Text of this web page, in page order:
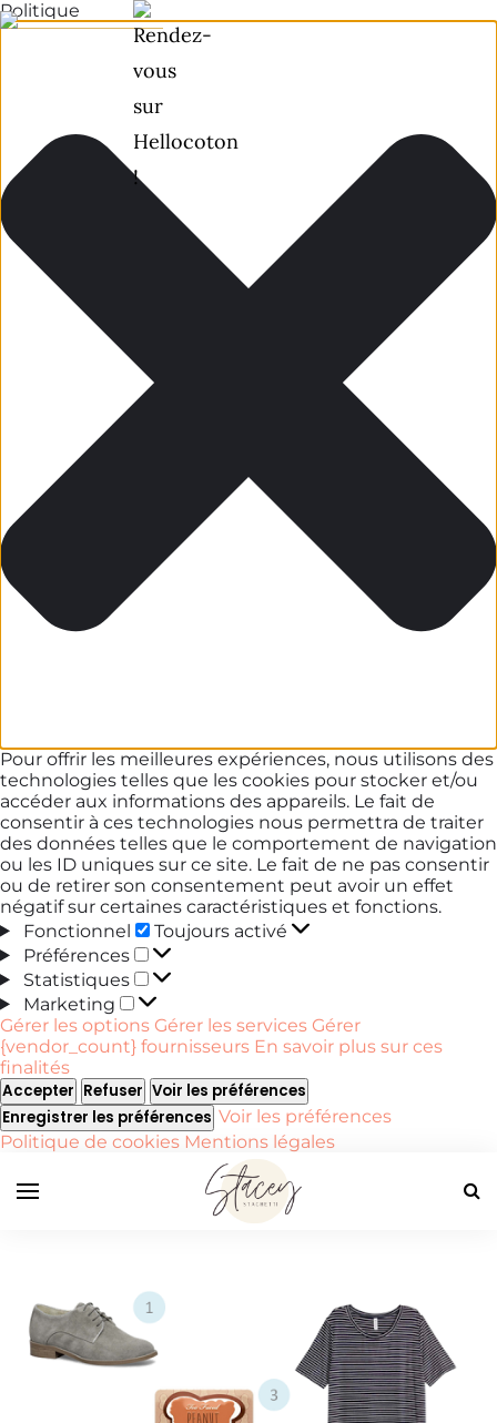
Politique
Pour offrir les meilleures expériences, nous utilisons des
technologies telles que les cookies pour stocker et/ou
accéder aux informations des appareils. Le fait de
consentir à ces technologies nous permettra de traiter
des données telles que le comportement de navigation
ou les ID uniques sur ce site. Le fait de ne pas consentir
ou de retirer son consentement peut avoir un effet
négatif sur certaines caractéristiques et fonctions.
Fonctionnel
Fonctionnel
Toujours activé
Préférences
Préférences
Statistiques
Statistiques
Marketing
Marketing
Gérer les options Gérer les services Gérer
{vendor_count} fournisseurs En savoir plus sur ces
finalités
Accepter Refuser Voir les préférences
Enregistrer les préférences Voir les préférences
Politique de cookies Mentions légales